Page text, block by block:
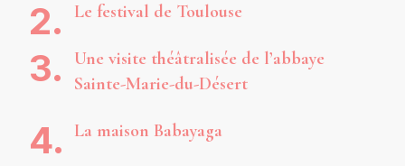
Le festival de Toulouse
Une visite théâtralisée de l’abbaye
Sainte-Marie-du-Désert
La maison Babayaga